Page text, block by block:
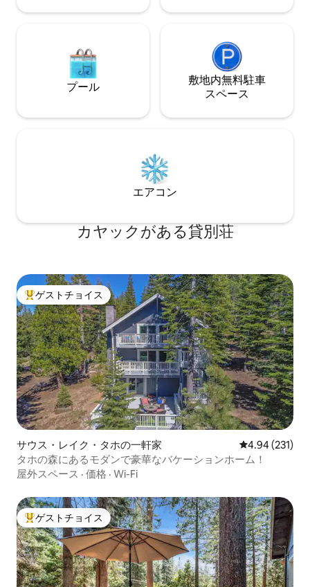
プール
敷地内無料駐⁠車
ス⁠ペ⁠ー⁠ス
エアコン
カヤックがある貸別荘
大好評のゲストチョイスです。
ゲストチョイス
サウス・レイク・タホの一軒家 レビュー231
4.94 (231)
タホの森にあるモダンで豪華なバケーションホーム！
屋外スペース · 価格 · Wi-Fi
大好評のゲストチョイスです。
ゲストチョイス